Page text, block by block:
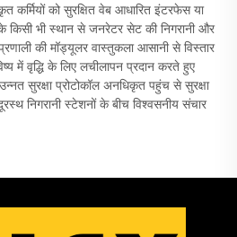
कर्मियों को सुरक्षित वेब आधारित इंटरफेस या
किसी भी स्थान से जनरेटर सेट की निगरानी और
की मॉड्यूलर वास्तुकला आसानी से विस्तार
में वृद्धि के लिए लचीलापन प्रदान करते हुए
सुरक्षा प्रोटोकॉल अनधिकृत पहुंच से सुरक्षा
निगरानी स्टेशनों के बीच विश्वसनीय संचार